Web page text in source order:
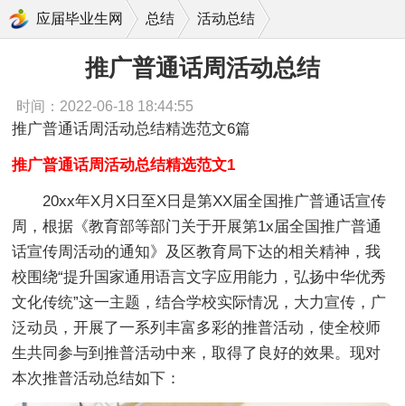
应届毕业生网 总结 活动总结
推广普通话周活动总结
时间：2022-06-18 18:44:55
推广普通话周活动总结精选范文6篇
推广普通话周活动总结精选范文1
20xx年X月X日至X日是第XX届全国推广普通话宣传
周，根据《教育部等部门关于开展第1x届全国推广普通
话宣传周活动的通知》及区教育局下达的相关精神，我
校围绕“提升国家通用语言文字应用能力，弘扬中华优秀
文化传统”这一主题，结合学校实际情况，大力宣传，广
泛动员，开展了一系列丰富多彩的推普活动，使全校师
生共同参与到推普活动中来，取得了良好的效果。现对
本次推普活动总结如下：